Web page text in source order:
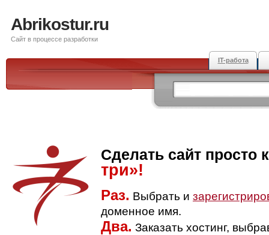
Abrikostur.ru
Сайт в процессе разработки
IT-работа
Сделать сайт просто
три»!
Раз. Выбрать и
доменное имя.
Два. Заказать хостинг,